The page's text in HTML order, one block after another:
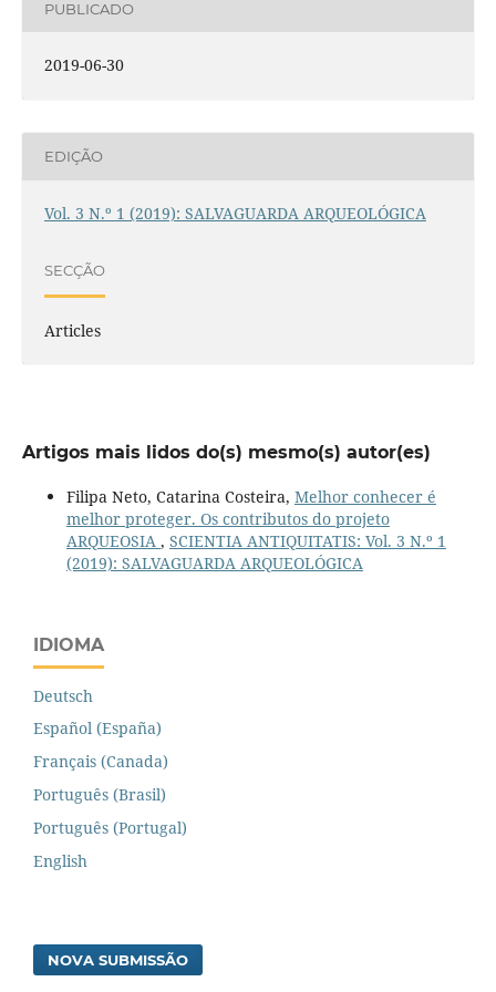
PUBLICADO
2019-06-30
EDIÇÃO
Vol. 3 N.º 1 (2019): SALVAGUARDA ARQUEOLÓGICA
SECÇÃO
Articles
Artigos mais lidos do(s) mesmo(s) autor(es)
Filipa Neto, Catarina Costeira, Melhor conhecer é
melhor proteger. Os contributos do projeto
ARQUEOSIA , SCIENTIA ANTIQUITATIS: Vol. 3 N.º 1
(2019): SALVAGUARDA ARQUEOLÓGICA
IDIOMA
Deutsch
Español (España)
Français (Canada)
Português (Brasil)
Português (Portugal)
English
NOVA SUBMISSÃO